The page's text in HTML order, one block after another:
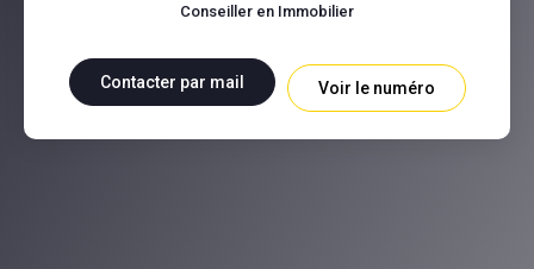
Conseiller en Immobilier
Contacter par mail Voir le numéro